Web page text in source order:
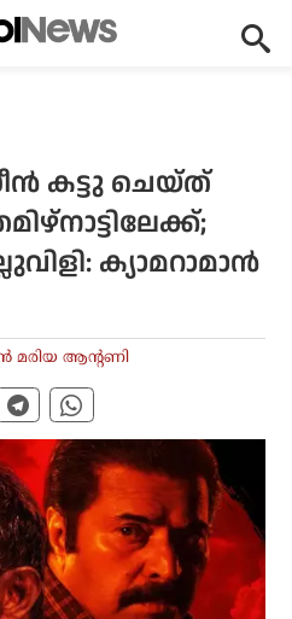
കട്ടു ചെയ്ത്
ക്യാമറാമാന്‍
മരിയ ആന്റണി